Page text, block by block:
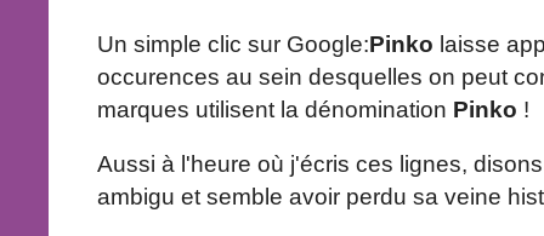
Un simple clic sur Google:Pinko laisse
occurences au sein desquelles on peut
marques utilisent la dénomination Pinko !
Aussi à l'heure où j'écris ces lignes,
ambigu et semble avoir perdu sa veine